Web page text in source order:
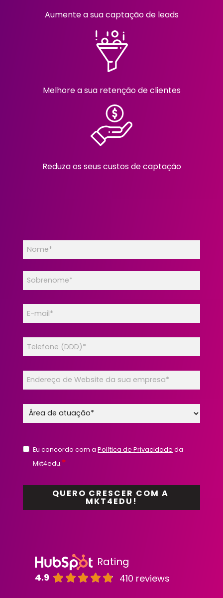
Aumente a sua captação de leads
Melhore a sua retenção de clientes
Reduza os seus custos de captação
Eu concordo com aPolítica de Privacidade da
Mkt4edu.*
Rating
4.9 410 reviews